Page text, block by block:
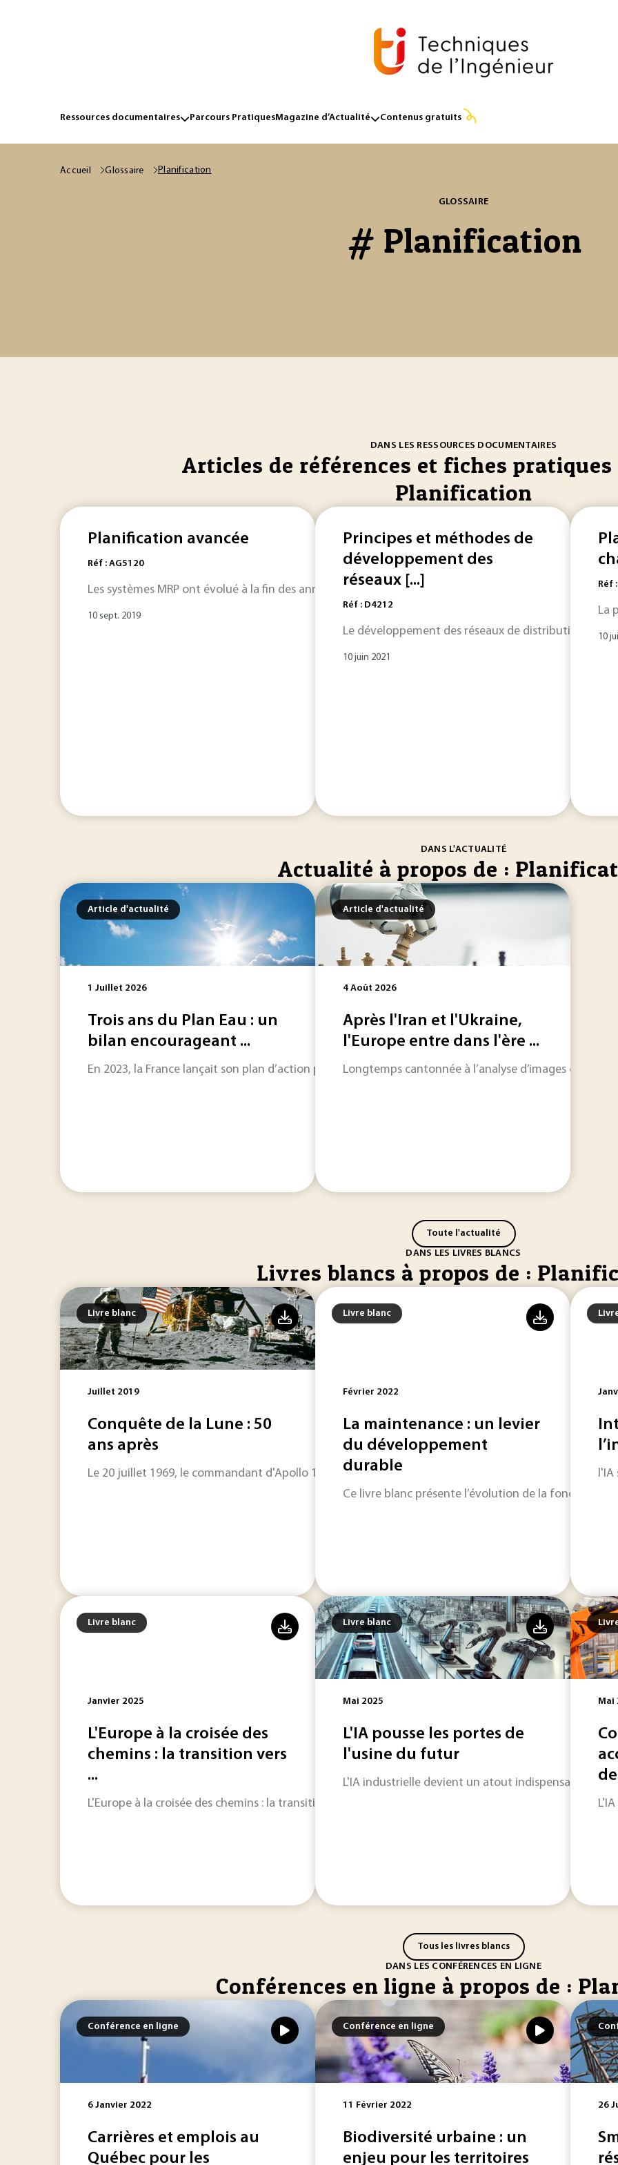
Ressources documentaires Parcours PratiquesMagazine d’Actualité Contenus gratuits
Accueil Glossaire Planification
GLOSSAIRE
# Planification
DANS LES RESSOURCES DOCUMENTAIRES
Articles de références et fiches pratiques
Planification
Planification avancée
Réf : AG5120
Les systèmes MRP ont évolué à la fin des années 1990 vers des modules « Advanced Planning
10 sept. 2019
Principes et méthodes de
développement des
réseaux [...]
Réf : D4212
Le développement des réseaux de distribution
10 juin 2021
Réf
La
10
DANS L'ACTUALITÉ
Actualité à propos de :
Article d'actualité
1 Juillet 2026
Trois ans du Plan Eau : un
bilan encourageant ...
En 2023, la France lançait son plan d’action pour une action résiliente et concertée de l’eau. Avec
Article d'actualité
4 Août 2026
Après l'Iran et l'Ukraine,
l'Europe entre dans l'ère ...
Longtemps cantonnée à l’analyse d’images ou à
Toute l'actualité
DANS LES LIVRES BLANCS
Livres blancs à propos de :
Livre blanc
Juillet 2019
Conquête de la Lune : 50
ans après
Le 20 juillet 1969, le commandant d'Apollo 11 Neil Armstrong est le premier homme à poser son pied
Livre blanc
Février 2022
La maintenance : un levier
du développement
durable
Ce livre blanc présente l’évolution de la fonction
l'IA
Livre blanc
Janvier 2025
L'Europe à la croisée des
chemins : la transition vers
...
L'Europe à la croisée des chemins : la transition vers une mobilité verte
Livre blanc
Mai 2025
L'IA pousse les portes de
l'usine du futur
L'IA industrielle devient un atout indispensable pour
Mai
Tous les livres blancs
DANS LES CONFÉRENCES EN LIGNE
Conférences en ligne à propos de :
Conférence en ligne
6 Janvier 2022
Carrières et emplois au
Québec pour les
Conférence en ligne
11 Février 2022
Biodiversité urbaine : un
enjeu pour les territoires
26